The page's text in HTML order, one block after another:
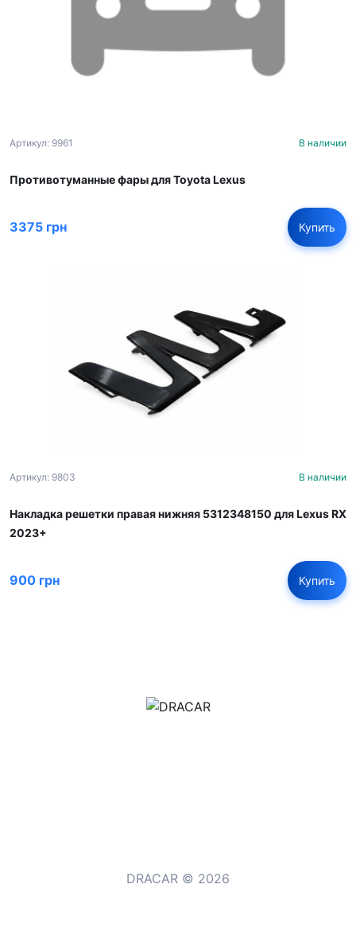
Артикул: 9961 В наличии
Противотуманные фары для Toyota Lexus
3375 грн Купить
Артикул: 9803 В наличии
Накладка решетки правая нижняя 5312348150 для Lexus RX
2023+
900 грн Купить
DRACAR © 2026